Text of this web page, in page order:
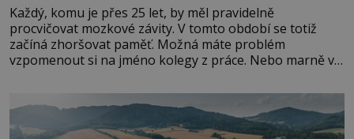
Každý, komu je přes 25 let, by měl pravidelně
procvičovat mozkové závity. V tomto období se totiž
začíná zhoršovat paměť. Možná máte problém
vzpomenout si na jméno kolegy z práce. Nebo marně v
Je to opravdu tak, s věkem jako kdyby se paměť
rozhodla stávkovat. Cvičte